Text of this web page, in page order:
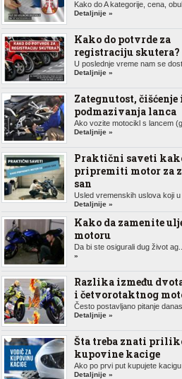
Kako do A kategorije, cena,
Detaljnije »
Kako do potvrde za
registraciju skutera?
U poslednje vreme nam se
Detaljnije »
Zategnutost, čišćenje
podmazivanja lanca
Ako vozite motocikl s lancem
Detaljnije »
Praktični saveti
pripremiti motor za
san
Usled vremenskih uslova koji
Detaljnije »
Kako da zamenite
motoru
Da bi ste osigurali dug život
»
Razlika između
i četvorotaktnog
Često postavljano pitanje
Detaljnije »
Šta treba znati
kupovine kacige
Ako po prvi put kupujete
Detaljnije »